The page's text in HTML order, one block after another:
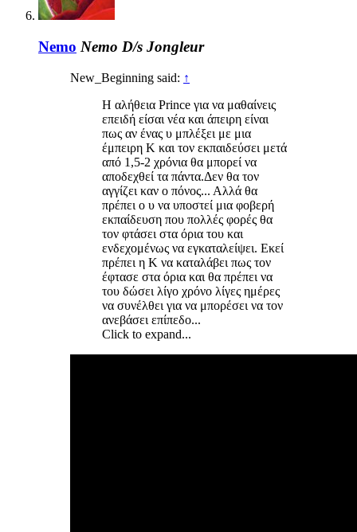
Nemo Nemo D/s Jongleur
New_Beginning said: ↑
Η αλήθεια Prince για να μαθαίνεις
επειδή είσαι νέα και άπειρη είναι
πως αν ένας υ μπλέξει με μια
έμπειρη Κ και τον εκπαιδεύσει μετά
από 1,5-2 χρόνια θα μπορεί να
αποδεχθεί τα πάντα.Δεν θα τον
αγγίζει καν ο πόνος... Αλλά θα
πρέπει ο υ να υποστεί μια φοβερή
εκπαίδευση που πολλές φορές θα
τον φτάσει στα όρια του και
ενδεχομένως να εγκαταλείψει. Εκεί
πρέπει η Κ να καταλάβει πως τον
έφτασε στα όρια και θα πρέπει να
του δώσει λίγο χρόνο λίγες ημέρες
να συνέλθει για να μπορέσει να τον
ανεβάσει επίπεδο...
Click to expand...